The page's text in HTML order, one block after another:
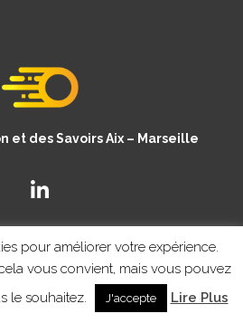
et des Savoirs Aix – Marseille
2020- MENTIONS LEGALES
pour améliorer votre expérience.
vous convient, mais vous pouvez
le souhaitez.
J'accepte Lire Plus